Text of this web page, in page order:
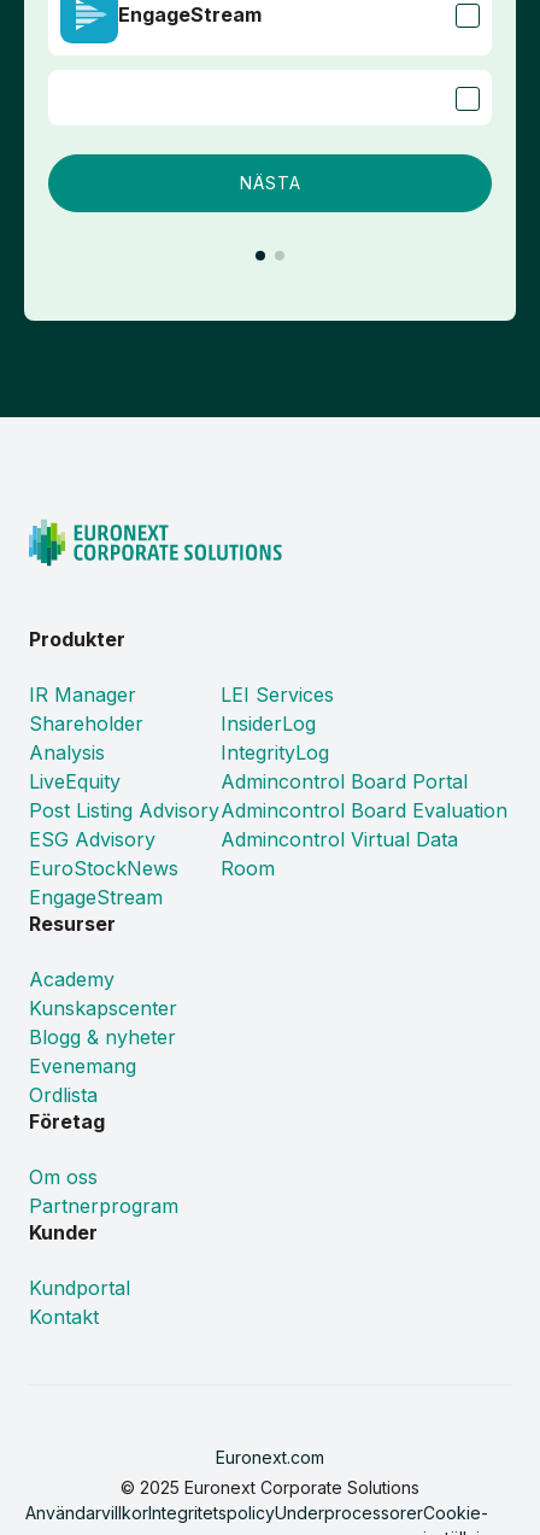
EngageStream
kontaktar mig på den e-postadress jag angett
i marknadsföringssyfte. Genom att skicka in
denna e-postadress. Integritetspolicy.
NÄSTA
Produkter
IR Manager
Shareholder
Analysis
LiveEquity
Post Listing Advisory
ESG Advisory
EuroStockNews
EngageStream
LEI Services
InsiderLog
IntegrityLog
Admincontrol Board Portal
Admincontrol Board Evaluation
Admincontrol Virtual Data
Room
Resurser
Academy
Kunskapscenter
Blogg & nyheter
Evenemang
Ordlista
Företag
Om oss
Partnerprogram
Kunder
Kundportal
Kontakt
© 2025 Euronext Corporate Solutions
AnvändarvillkorIntegritetspolicyUnderprocessorerCookie-
Euronext.com